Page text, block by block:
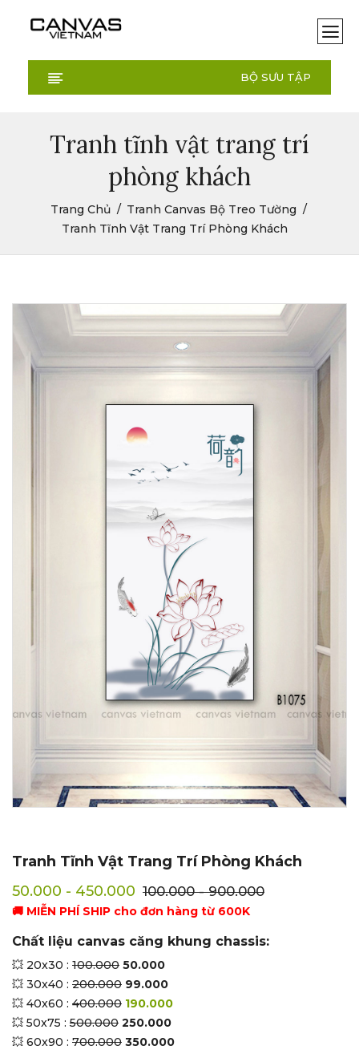
BỘ SƯU TẬP
Tranh tĩnh vật trang trí
phòng khách
Trang Chủ
Tranh Canvas Bộ Treo Tường
Tranh Tĩnh Vật Trang Trí Phòng Khách
Tranh Tĩnh Vật Trang Trí Phòng Khách
50.000 - 450.000 100.000 - 900.000
🚚 MIỄN PHÍ SHIP cho đơn hàng từ 600K
Chất liệu canvas căng khung chassis:
💥 20x30 : 100.000 50.000
💥 30x40 : 200.000 99.000
💥 40x60 : 400.000 190.000
💥 50x75 : 500.000 250.000
💥 60x90 : 700.000 350.000